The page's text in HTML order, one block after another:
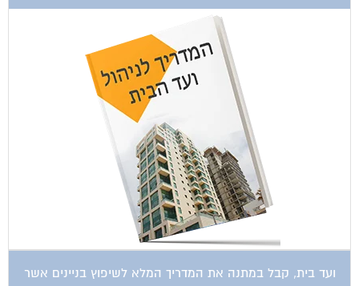
ועד בית, קבל במתנה את המדריך המלא לשיפוץ בניינים אשר